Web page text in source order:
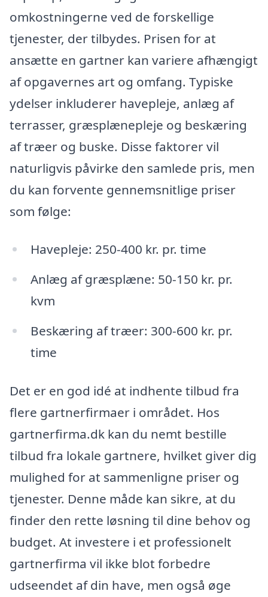
omkostningerne ved de forskellige
tjenester, der tilbydes. Prisen for at
ansætte en gartner kan variere afhængigt
af opgavernes art og omfang. Typiske
ydelser inkluderer havepleje, anlæg af
terrasser, græsplænepleje og beskæring
af træer og buske. Disse faktorer vil
naturligvis påvirke den samlede pris, men
du kan forvente gennemsnitlige priser
som følge:
Havepleje: 250-400 kr. pr. time
Anlæg af græsplæne: 50-150 kr. pr.
kvm
Beskæring af træer: 300-600 kr. pr.
time
Det er en god idé at indhente tilbud fra
flere gartnerfirmaer i området. Hos
gartnerfirma.dk kan du nemt bestille
tilbud fra lokale gartnere, hvilket giver dig
mulighed for at sammenligne priser og
tjenester. Denne måde kan sikre, at du
finder den rette løsning til dine behov og
budget. At investere i et professionelt
gartnerfirma vil ikke blot forbedre
udseendet af din have, men også øge